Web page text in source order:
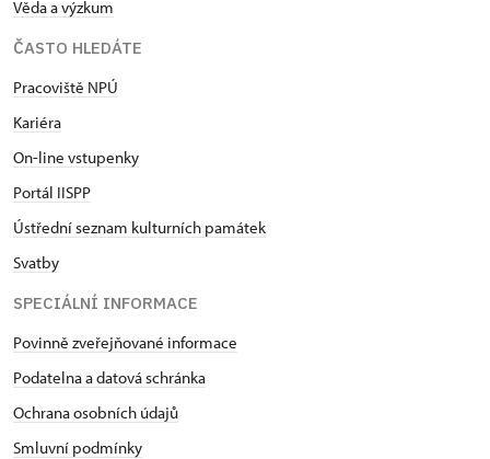
Věda a výzkum
ČASTO HLEDÁTE
Pracoviště NPÚ
Kariéra
On-line vstupenky
Portál IISPP
Ústřední seznam kulturních památek
Svatby
SPECIÁLNÍ INFORMACE
Povinně zveřejňované informace
Podatelna a datová schránka
Ochrana osobních údajů
Smluvní podmínky